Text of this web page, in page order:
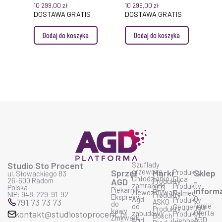
10 299,00 zł
DOSTAWA GRATIS
Dodaj do koszyka
10 299,00 zł
DOSTAWA GRATIS
Dodaj do koszyka
Studio Sto Procent
ul. Słowackiego 83
26-600 Radom
Polska
NIP: 948-229-91-92
791 73 73 73
kontakt@studiostoprocent.pl
Sprzęt
AGD
Piekarniki
Ekspresy
do
kawy
Zmywarki
Szuflady
grzewcze
Chłodziarko
zamrażarki
Zlewozmywaki
Agd
do
zabudowy
Agd
Marki
Produkty
AEG
Produkty
ASKO
Produkty
Bosch
Produkty
Elica
Produkty
Falmec
Produkty
Geggenau
Produkty
Sklep
-
O
firmie
Oferta
AGD